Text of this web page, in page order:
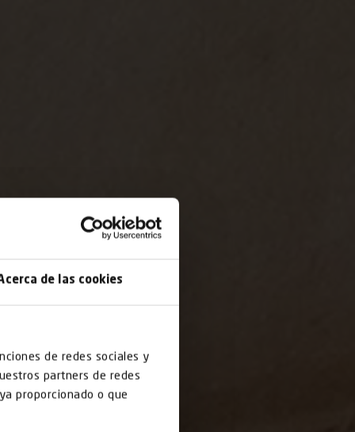
de las cookies
de redes sociales y
partners de redes
proporcionado o que